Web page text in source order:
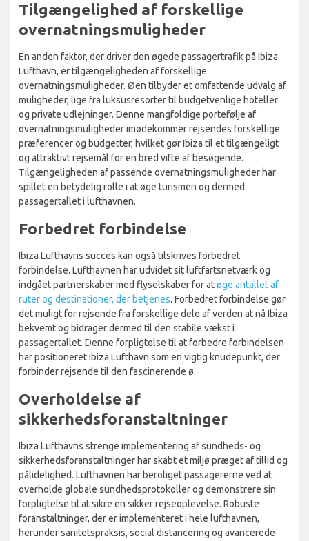
Tilgængelighed af forskellige
overnatningsmuligheder
En anden faktor, der driver den øgede passagertrafik på Ibiza
Lufthavn, er tilgængeligheden af forskellige
overnatningsmuligheder. Øen tilbyder et omfattende udvalg af
muligheder, lige fra luksusresorter til budgetvenlige hoteller
og private udlejninger. Denne mangfoldige portefølje af
overnatningsmuligheder imødekommer rejsendes forskellige
præferencer og budgetter, hvilket gør Ibiza til et tilgængeligt
og attraktivt rejsemål for en bred vifte af besøgende.
Tilgængeligheden af passende overnatningsmuligheder har
spillet en betydelig rolle i at øge turismen og dermed
passagertallet i lufthavnen.
Forbedret forbindelse
Ibiza Lufthavns succes kan også tilskrives forbedret
forbindelse. Lufthavnen har udvidet sit luftfartsnetværk og
indgået partnerskaber med flyselskaber for atøge antallet af
ruter og destinationer, der betjenes. Forbedret forbindelse gør
det muligt for rejsende fra forskellige dele af verden at nå Ibiza
bekvemt og bidrager dermed til den stabile vækst i
passagertallet. Denne forpligtelse til at forbedre forbindelsen
har positioneret Ibiza Lufthavn som en vigtig knudepunkt, der
forbinder rejsende til den fascinerende ø.
Overholdelse af
sikkerhedsforanstaltninger
Ibiza Lufthavns strenge implementering af sundheds- og
sikkerhedsforanstaltninger har skabt et miljø præget af tillid og
pålidelighed. Lufthavnen har beroliget passagererne ved at
overholde globale sundhedsprotokoller og demonstrere sin
forpligtelse til at sikre en sikker rejseoplevelse. Robuste
foranstaltninger, der er implementeret i hele lufthavnen,
herunder sanitetspraksis, social distancering og avancerede